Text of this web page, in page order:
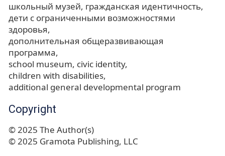
школьный музей гражданская идентичность
дети с ограниченными возможностями
здоровья
дополнительная общеразвивающая
программа
school museum civic identity
children with disabilities
additional general developmental program
Copyright
© 2025 The Author(s)
© 2025 Gramota Publishing, LLC